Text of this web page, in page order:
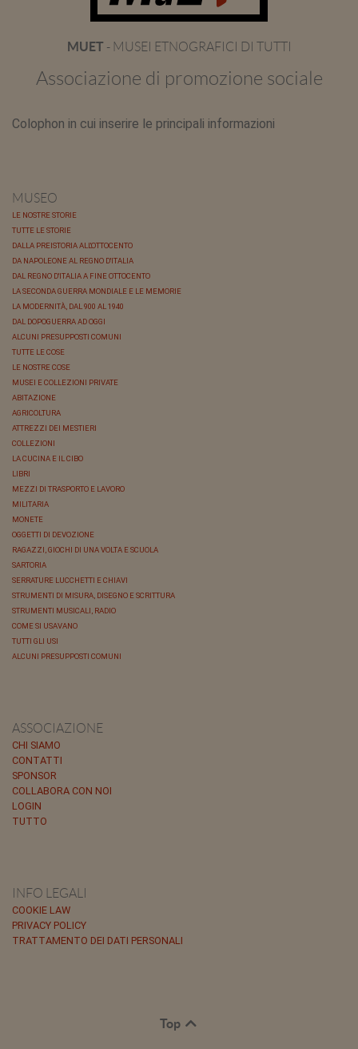
MUET - MUSEI ETNOGRAFICI DI TUTTI
Associazione di promozione sociale
Colophon in cui inserire le principali informazioni
MUSEO
LE NOSTRE STORIE
TUTTE LE STORIE
DALLA PREISTORIA ALL'OTTOCENTO
DA NAPOLEONE AL REGNO D'ITALIA
DAL REGNO D'ITALIA A FINE OTTOCENTO
LA SECONDA GUERRA MONDIALE E LE MEMORIE
LA MODERNITÀ, DAL 900 AL 1940
DAL DOPOGUERRA AD OGGI
ALCUNI PRESUPPOSTI COMUNI
TUTTE LE COSE
LE NOSTRE COSE
MUSEI E COLLEZIONI PRIVATE
ABITAZIONE
AGRICOLTURA
ATTREZZI DEI MESTIERI
COLLEZIONI
LA CUCINA E IL CIBO
LIBRI
MEZZI DI TRASPORTO E LAVORO
MILITARIA
MONETE
OGGETTI DI DEVOZIONE
RAGAZZI, GIOCHI DI UNA VOLTA E SCUOLA
SARTORIA
SERRATURE LUCCHETTI E CHIAVI
STRUMENTI DI MISURA, DISEGNO E SCRITTURA
STRUMENTI MUSICALI, RADIO
COME SI USAVANO
TUTTI GLI USI
ALCUNI PRESUPPOSTI COMUNI
ASSOCIAZIONE
CHI SIAMO
CONTATTI
SPONSOR
COLLABORA CON NOI
LOGIN
TUTTO
INFO LEGALI
COOKIE LAW
PRIVACY POLICY
TRATTAMENTO DEI DATI PERSONALI
Top